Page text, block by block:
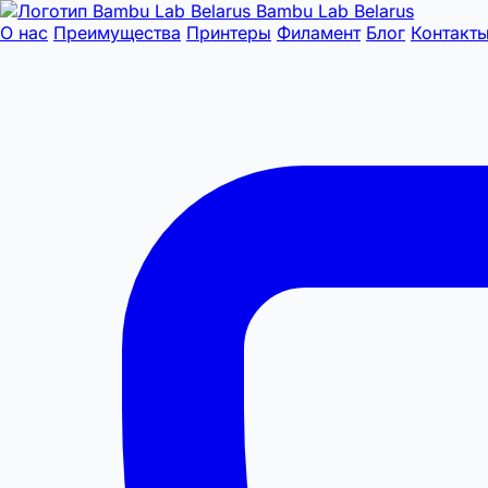
Bambu Lab Belarus
О нас Преимущества Принтеры Филамент Блог